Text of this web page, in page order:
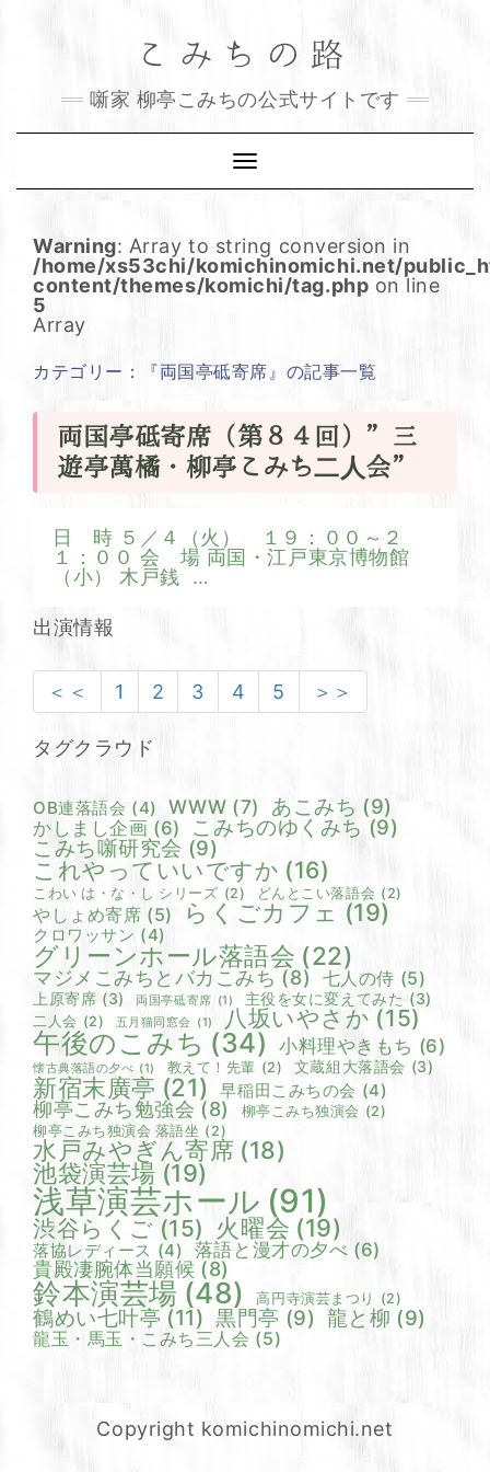
こみちの路
噺家 柳亭こみちの公式サイトです
Toggle
Navigation
Warning: Array to string conversion in
/home/xs53chi/komichinomichi.net/
content/themes/komichi/tag.php on line
5
Array
カテゴリー：『両国亭砥寄席』の記事一覧
両国亭砥寄席（第８４回）”三
遊亭萬橘・柳亭こみち二人会”
日 時 ５／４（火） １９：００～２
１：００ 会 場 両国・江戸東京博物館
（小） 木戸銭 …
出演情報
＜＜ 1 2 3 4 5 ＞＞
タグクラウド
OB連落語会 (4) WWW (7) あこみち (9)
かしまし企画 (6) こみちのゆくみち (9)
こみち噺研究会 (9)
これやっていいですか (16)
こわい は・な・し シリーズ (2) どんとこい落語会 (2)
やしょめ寄席 (5) らくごカフェ (19)
クロワッサン (4)
グリーンホール落語会 (22)
マジメこみちとバカこみち (8) 七人の侍 (5)
上原寄席 (3) 両国亭砥寄席 (1) 主役を女に変えてみた (3)
二人会 (2) 五月猫同窓会 (1) 八坂いやさか (15)
午後のこみち (34) 小料理やきもち (6)
懐古典落語の夕べ (1) 教えて！先輩 (2) 文蔵組大落語会 (3)
新宿末廣亭 (21) 早稲田こみちの会 (4)
柳亭こみち勉強会 (8) 柳亭こみち独演会 (2)
柳亭こみち独演会 落語坐 (2)
水戸みやぎん寄席 (18)
池袋演芸場 (19)
浅草演芸ホール (91)
渋谷らくご (15) 火曜会 (19)
落協レディース (4) 落語と漫才の夕べ (6)
貴殿凄腕体当願候 (8)
鈴本演芸場 (48) 高円寺演芸まつり (2)
鶴めい七叶亭 (11) 黒門亭 (9) 龍と柳 (9)
龍玉・馬玉・こみち三人会 (5)
Copyright komichinomichi.net